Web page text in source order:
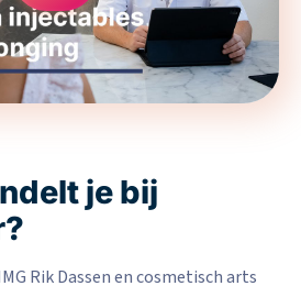
je bij
Rik Dassen en cosmetisch arts